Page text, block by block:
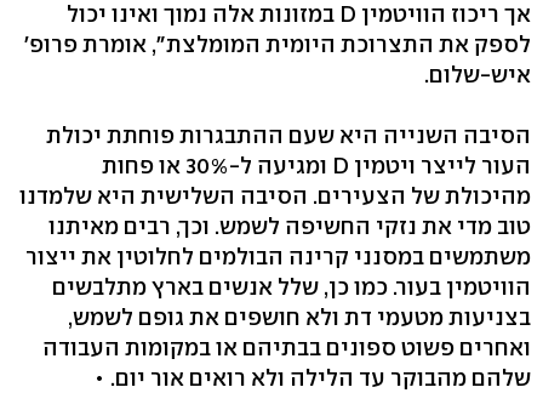
אך ריכוז הוויטמין D במזונות אלה נמוך ואינו יכול
לספק את התצרוכת היומית המומלצת‭,"‬ אומרת פרופ'
איש-שלום.
הסיבה השנייה היא שעם ההתבגרות פוחתת יכולת
העור לייצר ויטמין D ומגיעה ל‭30%-‬ או פחות
מהיכולת של הצעירים. הסיבה השלישית היא שלמדנו
טוב מדי את נזקי החשיפה לשמש. וכך, רבים מאיתנו
משתמשים במסנני קרינה הבולמים לחלוטין את ייצור
הוויטמין בעור. כמו כן, שלל אנשים בארץ מתלבשים
בצניעות מטעמי דת ולא חושפים את גופם לשמש,
ואחרים פשוט ספונים בבתיהם או במקומות העבודה
שלהם מהבוקר עד הלילה ולא רואים אור יום. •